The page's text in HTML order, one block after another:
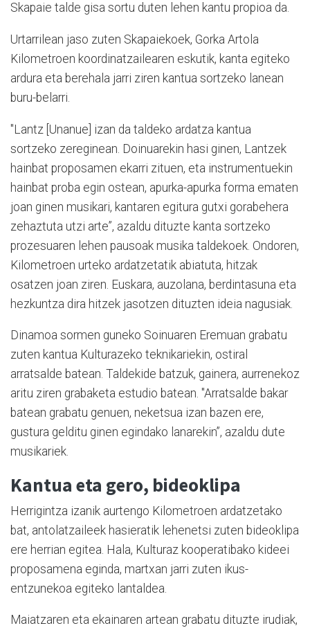
Skapaie talde gisa sortu duten lehen kantu propioa da.
Urtarrilean jaso zuten Skapaiekoek, Gorka Artola
Kilometroen koordinatzailearen eskutik, kanta egiteko
ardura eta berehala jarri ziren kantua sortzeko lanean
buru-belarri.
"Lantz [Unanue] izan da taldeko ardatza kantua
sortzeko zereginean. Doinuarekin hasi ginen, Lantzek
hainbat proposamen ekarri zituen, eta instrumentuekin
hainbat proba egin ostean, apurka-apurka forma ematen
joan ginen musikari, kantaren egitura gutxi gorabehera
zehaztuta utzi arte”, azaldu dituzte kanta sortzeko
prozesuaren lehen pausoak musika taldekoek. Ondoren,
Kilometroen urteko ardatzetatik abiatuta, hitzak
osatzen joan ziren. Euskara, auzolana, berdintasuna eta
hezkuntza dira hitzek jasotzen dituzten ideia nagusiak.
Dinamoa sormen guneko Soinuaren Eremuan grabatu
zuten kantua Kulturazeko teknikariekin, ostiral
arratsalde batean. Taldekide batzuk, gainera, aurrenekoz
aritu ziren grabaketa estudio batean. "Arratsalde bakar
batean grabatu genuen, neketsua izan bazen ere,
gustura gelditu ginen egindako lanarekin”, azaldu dute
musikariek.
Kantua eta gero, bideoklipa
Herrigintza izanik aurtengo Kilometroen ardatzetako
bat, antolatzaileek hasieratik lehenetsi zuten bideoklipa
ere herrian egitea. Hala, Kulturaz kooperatibako kideei
proposamena eginda, martxan jarri zuten ikus-
entzunekoa egiteko lantaldea.
Maiatzaren eta ekainaren artean grabatu dituzte irudiak,